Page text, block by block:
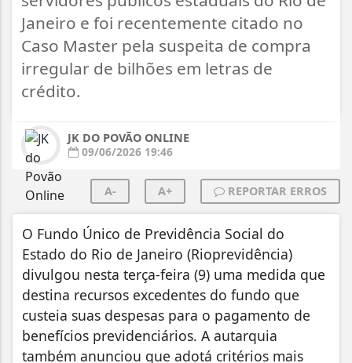
Janeiro e foi recentemente citado no
Caso Master pela suspeita de compra
irregular de bilhões em letras de
crédito.
JK DO POVÃO ONLINE
09/06/2026 19:46
A- A+ REPORTAR ERROS
O Fundo Único de Previdência Social do
Estado do Rio de Janeiro (Rioprevidência)
divulgou nesta terça-feira (9) uma medida que
destina recursos excedentes do fundo que
custeia suas despesas para o pagamento de
benefícios previdenciários. A autarquia
também anunciou que adotá critérios mais